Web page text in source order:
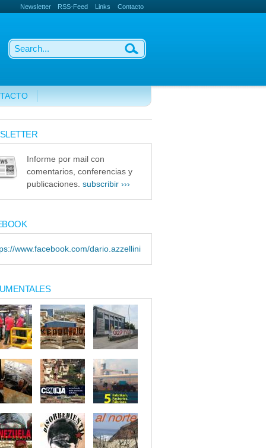
Newsletter RSS-Feed Links Contacto
Informe por mail con
comentarios, conferencias y
publicaciones. subscribir ›››
www.facebook.com/dario.azzellini